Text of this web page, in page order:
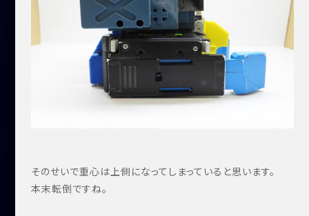
そのせいで重心は上側になってしまっていると思います。
本末転倒ですね。